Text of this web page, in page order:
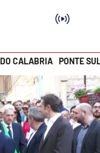
CALABRIA PONTE